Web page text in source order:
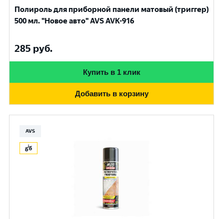
Полироль для приборной панели матовый (триггер)
500 мл. "Новое авто" AVS AVK-916
285 руб.
Купить в 1 клик
Добавить в корзину
AVS